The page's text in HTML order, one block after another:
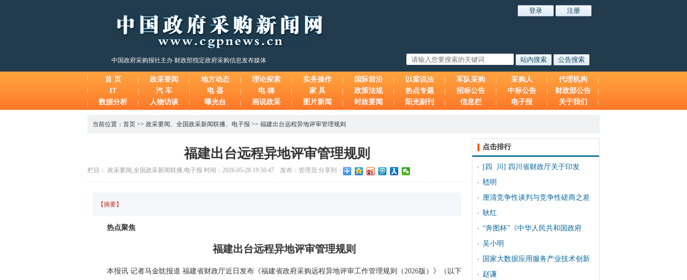
中国政府采购报社主办 财政部指定政府采购信息发布媒体
首 页 政采要闻 地方动态 理论探索 实务操作 国际前沿 以案说法 军队采购 采购人
代理机构
IT
汽 车 电 器 电 梯 家 具 政策法规 热点专题 招标公告 中标公告
财政部公告
数据分析
人物访谈 曝光台 画说政采 图片新闻 时政要闻 阳光副刊 信息栏 电子报 关于我们
当前位置： 首页 >> 政采要闻 、 全国政采新闻联播、 电子报 >> 福建出台远程异地评审管理规则
福建出台远程异地评审管理规则
栏目： 政采要闻,全国政采新闻联播,电子报 时间：2026-05-28 19:56:47 发布：管理员 分享到：
【摘要】
热点聚焦
福建出台远程异地评审管理规则
本报讯 记者马金眈报道 福建省财政厅近日发布《福建省政府采购远程异地评审工作管理规则（2026版）》（以下
点击排行
[四 川] 四川省财政厅关于印发
嵇明
厘清竞争性谈判与竞争性磋商之差
耿红
“奔图杯”《中华人民共和国政府
吴小明
国家大数据应用服务产业技术创新
赵谦